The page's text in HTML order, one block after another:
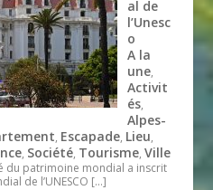
al de
l’Unesc
o
A la
une,
Activit
és,
Alpes-
, Escapade, Lieu,
, Société, Tourisme,Ville
du patrimoine mondial a inscrit
de l’UNESCO […]